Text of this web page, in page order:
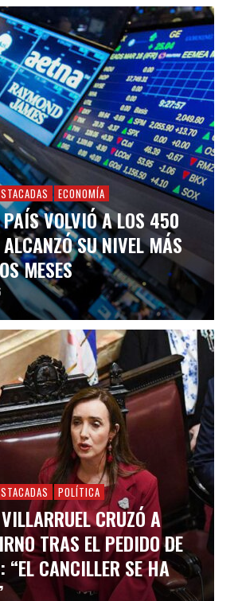
ECONOMÍA
PAÍS VOLVIÓ A LOS 450
SU NIVEL MÁS
MESES
POLÍTICA
CRUZÓ A
TRAS EL PEDIDO DE
“EL CANCILLER SE HA